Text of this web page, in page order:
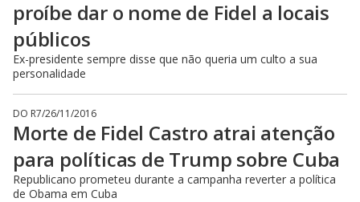
proíbe dar o nome de Fidel a locais
públicos
Ex-presidente sempre disse que não queria um culto a sua
personalidade
DO R7/26/11/2016
Morte de Fidel Castro atrai atenção
para políticas de Trump sobre Cuba
Republicano prometeu durante a campanha reverter a política
de Obama em Cuba